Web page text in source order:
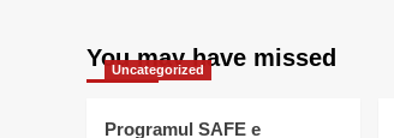
You may have missed
Uncategorized
Programul SAFE e